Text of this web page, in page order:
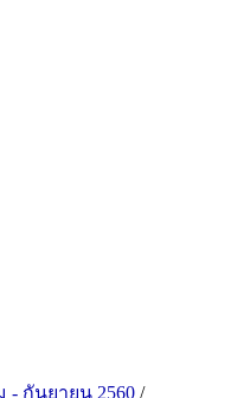
- กันยายน 2560 /